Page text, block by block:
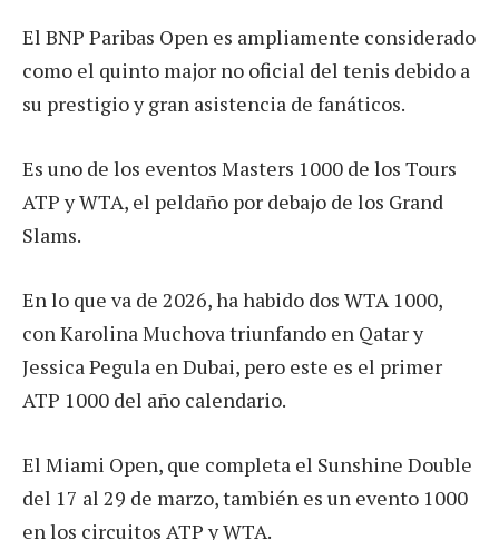
El BNP Paribas Open es ampliamente considerado
como el quinto major no oficial del tenis debido a
su prestigio y gran asistencia de fanáticos.
Es uno de los eventos Masters 1000 de los Tours
ATP y WTA, el peldaño por debajo de los Grand
Slams.
En lo que va de 2026, ha habido dos WTA 1000,
con Karolina Muchova triunfando en Qatar y
Jessica Pegula en Dubai, pero este es el primer
ATP 1000 del año calendario.
El Miami Open, que completa el Sunshine Double
del 17 al 29 de marzo, también es un evento 1000
en los circuitos ATP y WTA.